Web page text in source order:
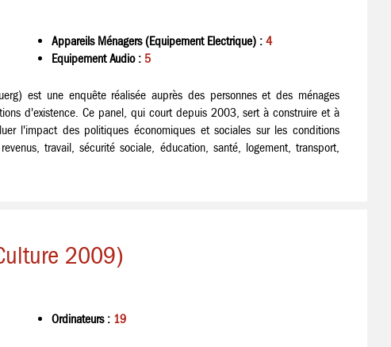
Appareils Ménagers (Equipement Electrique) : 4
Equipement Audio : 5
est une enquête réalisée auprès des personnes et des ménages
d'existence. Ce panel, qui court depuis 2003, sert à construire et à
l'impact des politiques économiques et sociales sur les conditions
travail, sécurité sociale, éducation, santé, logement, transport,
2009)
Ordinateurs : 19